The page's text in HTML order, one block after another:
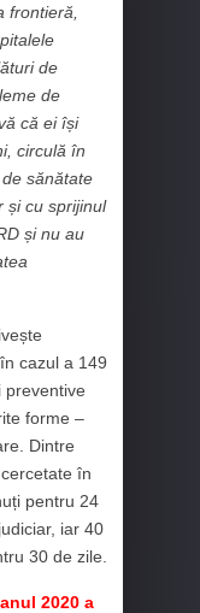
frontieră,
de
de
că ei își
circulă în
sănătate
și cu sprijinul
și nu au
cazul a 149
preventive
forme –
Dintre
în
pentru 24
iar 40
30 de zile.
2020 a